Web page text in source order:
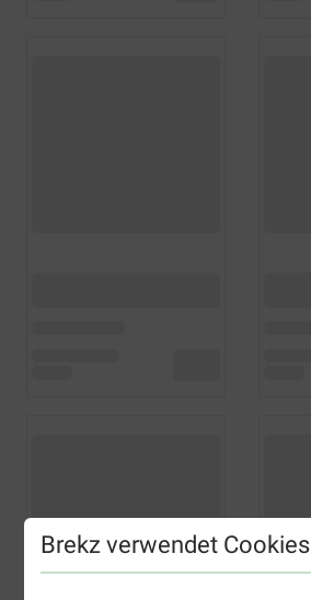
Brekz verwendet Cookies